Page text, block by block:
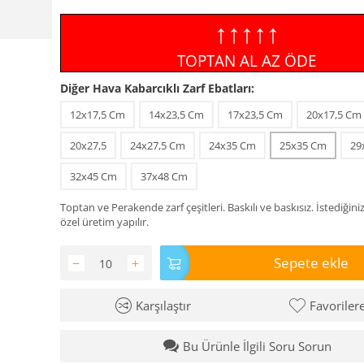
↑↑↑↑↑
TOPTAN AL AZ ÖDE
Diğer Hava Kabarcıklı Zarf Ebatları:
12x17,5 Cm 14x23,5 Cm 17x23,5 Cm 20x17,5 Cm
20x27,5 24x27,5 Cm 24x35 Cm 25x35 Cm
32x45 Cm 37x48 Cm
Toptan ve Perakende zarf çeşitleri. Baskılı ve baskısız.
özel üretim yapılır.
+
− Sepete ekle
Karşılaştır
Bu Ürünle İlgili Soru Sorun